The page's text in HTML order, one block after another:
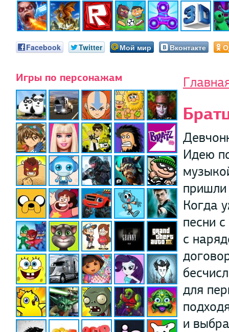
Facebook Twitter Мой мир Вконтакте
Игры по персонажам
Идею
пришли
Когда
песни
с
для
и